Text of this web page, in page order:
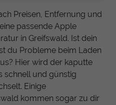
Preisen, Entfernung und
passende Apple
in Greifswald. Ist dein
du Probleme beim Laden
Hier wird der kaputte
schnell und günstig
Einige
kommen sogar zu dir